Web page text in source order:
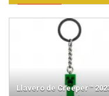
Llavero de Creeper™